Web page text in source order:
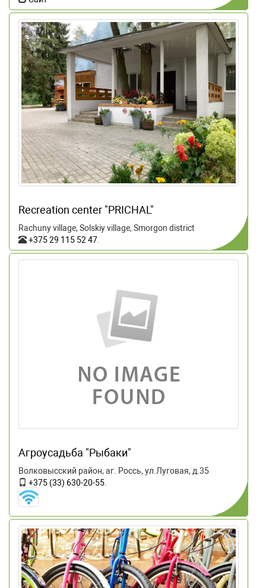
Recreation center "PRICHAL"
Rachuny village, Solskiy village, Smorgon district
+375 29 115 52 47
Агроусадьба "Рыбаки"
Волковысский район, аг. Россь, ул.Луговая, д.35
+375 (33) 630-20-55